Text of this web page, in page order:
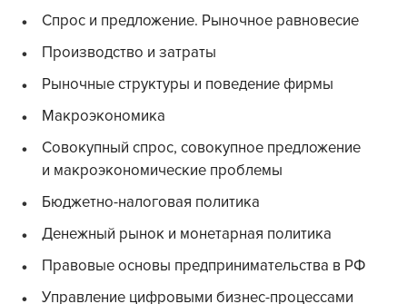
Спрос и предложение. Рыночное равновесие
Производство и затраты
Рыночные структуры и поведение фирмы
Макроэкономика
Совокупный спрос, совокупное предложение
и макроэкономические проблемы
Бюджетно-налоговая политика
Денежный рынок и монетарная политика
Правовые основы предпринимательства в РФ
Управление цифровыми бизнес-процессами